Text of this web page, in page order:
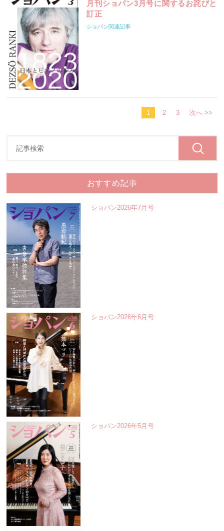
月刊ショパン3月号に関するお詫びと
訂正
ショパン関連記事
1 2 3 次へ >>
おすすめ記事
ショパン2026年7月号
ショパン2026年6月号
ショパン2026年5月号